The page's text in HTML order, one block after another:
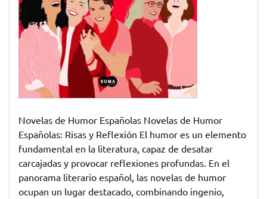
Novelas de Humor Españolas Novelas de Humor
Españolas: Risas y Reflexión El humor es un elemento
fundamental en la literatura, capaz de desatar
carcajadas y provocar reflexiones profundas. En el
panorama literario español, las novelas de humor
ocupan un lugar destacado, combinando ingenio,